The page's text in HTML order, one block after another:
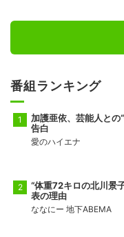
番組ランキング
加護亜依、芸能人との
告白
愛のハイエナ
“体重72キロの北川景
表の理由
ななにー 地下ABEMA